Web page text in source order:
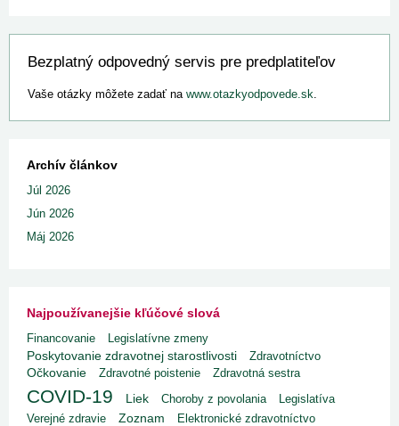
Bezplatný odpovedný servis pre predplatiteľov
Vaše otázky môžete zadať na www.otazkyodpovede.sk.
Archív článkov
Júl 2026
Jún 2026
Máj 2026
Najpoužívanejšie kľúčové slová
Financovanie Legislatívne zmeny
Poskytovanie zdravotnej starostlivosti
Zdravotníctvo
Očkovanie
Zdravotné poistenie Zdravotná sestra
COVID-19 Liek Choroby z povolania
Legislatíva
Verejné zdravie
Zoznam Elektronické zdravotníctvo